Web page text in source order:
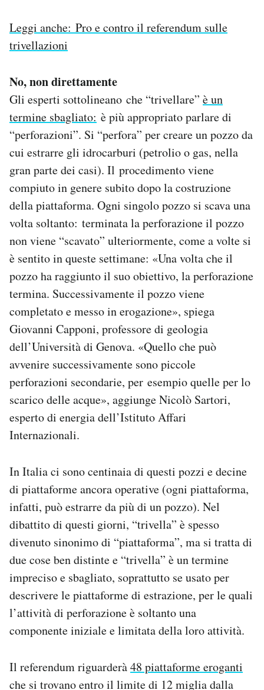
Leggi anche: Pro e contro il referendum sulle
trivellazioni
No, non direttamente
Gli esperti sottolineano che “trivellare” è un
termine sbagliato: è più appropriato parlare di
“perforazioni”. Si “perfora” per creare un pozzo da
cui estrarre gli idrocarburi (petrolio o gas, nella
gran parte dei casi). Il procedimento viene
compiuto in genere subito dopo la costruzione
della piattaforma. Ogni singolo pozzo si scava una
volta soltanto: terminata la perforazione il pozzo
non viene “scavato” ulteriormente, come a volte si
è sentito in queste settimane: «Una volta che il
pozzo ha raggiunto il suo obiettivo, la perforazione
termina. Successivamente il pozzo viene
completato e messo in erogazione», spiega
Giovanni Capponi, professore di geologia
dell’Università di Genova. «Quello che può
avvenire successivamente sono piccole
perforazioni secondarie, per esempio quelle per lo
scarico delle acque», aggiunge Nicolò Sartori,
esperto di energia dell’Istituto Affari
Internazionali.
In Italia ci sono centinaia di questi pozzi e decine
di piattaforme ancora operative (ogni piattaforma,
infatti, può estrarre da più di un pozzo). Nel
dibattito di questi giorni, “trivella” è spesso
divenuto sinonimo di “piattaforma”, ma si tratta di
due cose ben distinte e “trivella” è un termine
impreciso e sbagliato, soprattutto se usato per
descrivere le piattaforme di estrazione, per le quali
l’attività di perforazione è soltanto una
componente iniziale e limitata della loro attività.
Il referendum riguarderà48 piattaforme eroganti
che si trovano entro il limite di 12 miglia dalla